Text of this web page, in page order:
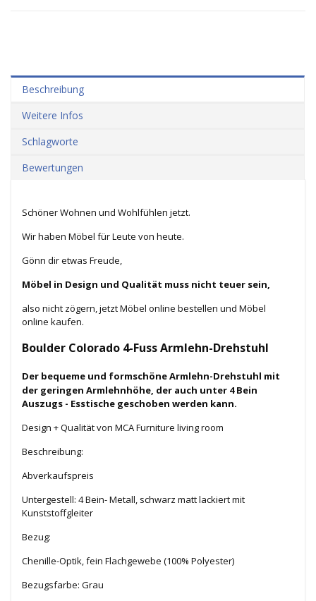
Beschreibung
Weitere Infos
Schlagworte
Bewertungen
Schöner Wohnen und Wohlfühlen jetzt.
Wir haben Möbel für Leute von heute.
Gönn dir etwas Freude,
Möbel in Design und Qualität muss nicht teuer sein,
also nicht zögern, jetzt Möbel online bestellen und Möbel
online kaufen.
Boulder Colorado 4-Fuss Armlehn-Drehstuhl
Der bequeme und formschöne Armlehn-Drehstuhl mit
der geringen Armlehnhöhe, der auch unter 4 Bein
Auszugs - Esstische geschoben werden kann.
Design + Qualität von MCA Furniture living room
Beschreibung:
Abverkaufspreis
Untergestell: 4 Bein- Metall, schwarz matt lackiert mit
Kunststoffgleiter
Bezug:
Chenille-Optik, fein Flachgewebe (100% Polyester)
Bezugsfarbe: Grau